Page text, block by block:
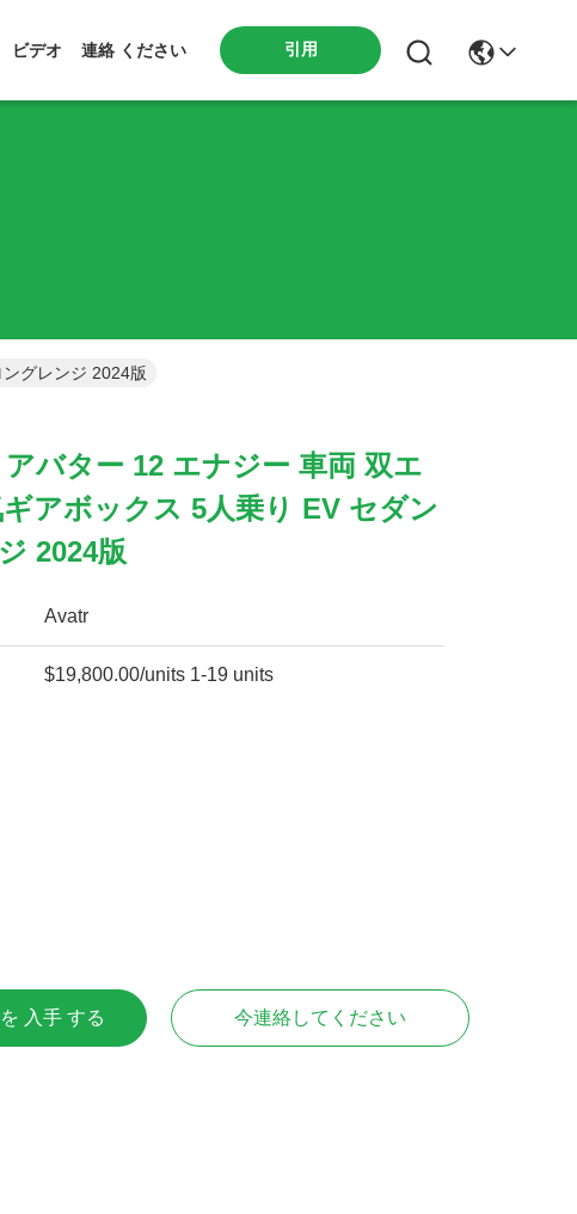
ビデオ 連絡 ください 引用
グレンジ 2024版
バター 12 エナジー 車両 双エ
アボックス 5人乗り EV セダン
2024版
Avatr
$19,800.00/units 1-19 units
入手 する 今連絡してください